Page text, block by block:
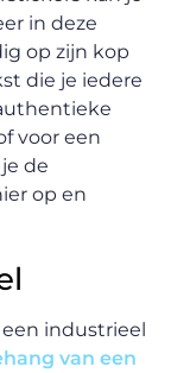
in deze
op zijn kop
die je iedere
voor een
de
op en
industrieel
van een